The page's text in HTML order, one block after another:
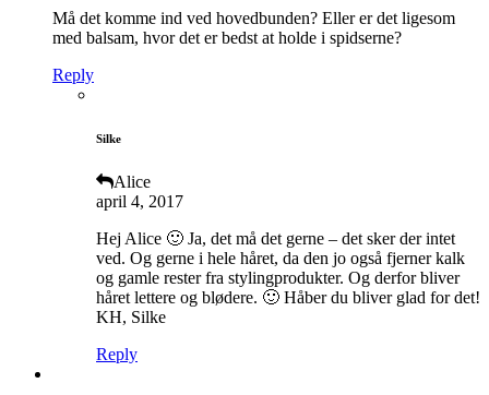
Må det komme ind ved hovedbunden? Eller er det ligesom
med balsam, hvor det er bedst at holde i spidserne?
Reply
Silke
Alice
april 4, 2017
Hej Alice 🙂 Ja, det må det gerne – det sker der intet
ved. Og gerne i hele håret, da den jo også fjerner kalk
og gamle rester fra stylingprodukter. Og derfor bliver
håret lettere og blødere. 🙂 Håber du bliver glad for det!
KH, Silke
Reply